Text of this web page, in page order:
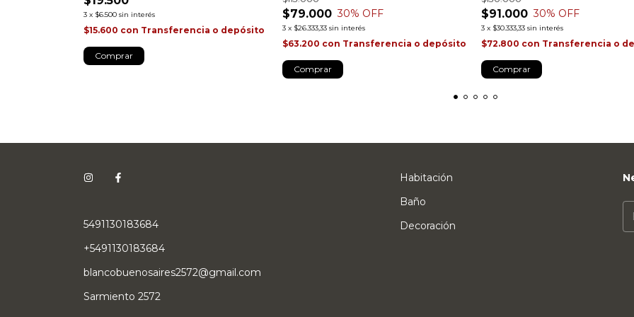
3 x $6.500 sin interés
$15.600 con Transferencia o depósito
$79.000 30% OFF
3 x $26.333,33 sin interés
$63.200 con Transferencia o depósito
Comprar
$91.000 30% OFF
3 x $30.333,33 sin interés
$72.800 con Transferencia o
Comprar
5491130183684
+5491130183684
blancobuenosaires2572@gmail.com
Sarmiento 2572
Habitación
Baño
Decoración